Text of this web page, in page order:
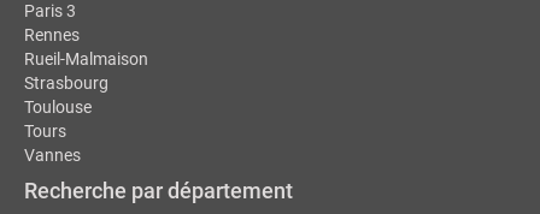
Paris 3
Rennes
Rueil-Malmaison
Strasbourg
Toulouse
Tours
Vannes
Recherche par département